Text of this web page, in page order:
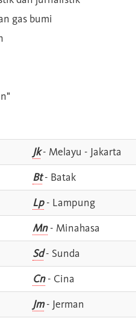
gas bumi
Jk- Melayu - Jakarta
Bt- Batak
Lp- Lampung
Mn- Minahasa
Sd- Sunda
Cn- Cina
Jm- Jerman